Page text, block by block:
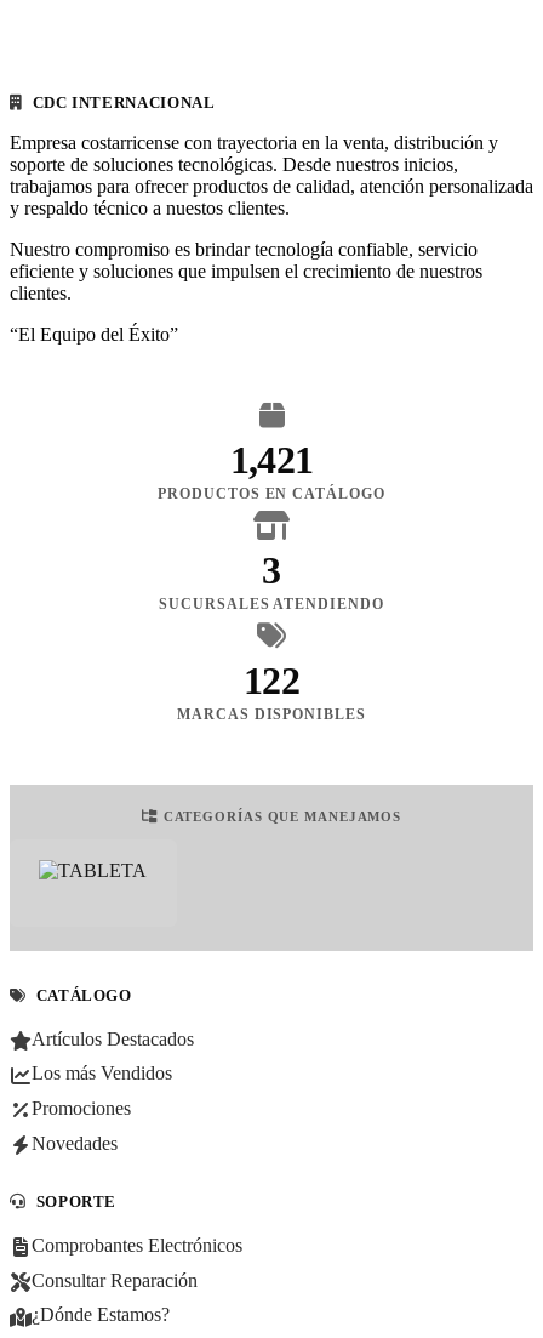
CDC INTERNACIONAL
Empresa costarricense con trayectoria en la venta, distribución y
soporte de soluciones tecnológicas. Desde nuestros inicios,
trabajamos para ofrecer productos de calidad, atención personalizada
y respaldo técnico a nuestos clientes.
Nuestro compromiso es brindar tecnología confiable, servicio
eficiente y soluciones que impulsen el crecimiento de nuestros
clientes.
“El Equipo del Éxito”
1,421
PRODUCTOS EN CATÁLOGO
3
SUCURSALES ATENDIENDO
122
MARCAS DISPONIBLES
CATEGORÍAS QUE MANEJAMOS
CATÁLOGO
Artículos Destacados
Los más Vendidos
Promociones
Novedades
SOPORTE
Comprobantes Electrónicos
Consultar Reparación
¿Dónde Estamos?